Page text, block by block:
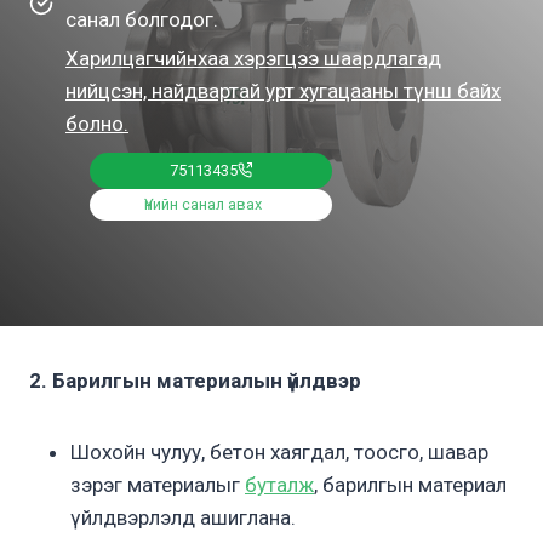
санал болгодог.
Харилцагчийнхаа хэрэгцээ шаардлагад
нийцсэн, найдвартай урт хугацааны түнш байх
болно.
75113435
Үнийн санал авах
2. Барилгын материалын үйлдвэр
Шохойн чулуу, бетон хаягдал, тоосго, шавар
зэрэг материалыг буталж, барилгын материал
үйлдвэрлэлд ашиглана.